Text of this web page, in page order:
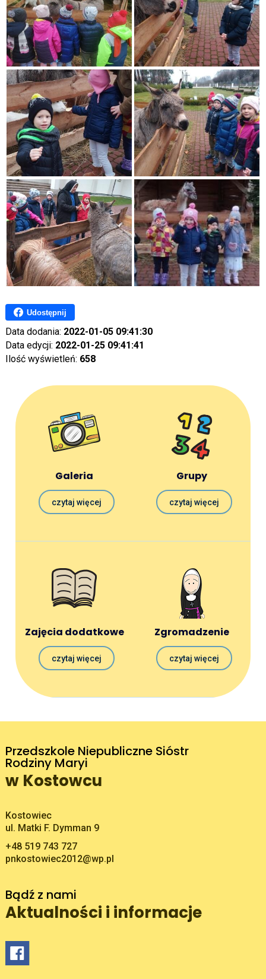
Udostępnij
Data dodania: 2022-01-05 09:41:30
Data edycji: 2022-01-25 09:41:41
Ilość wyświetleń: 658
Galeria
czytaj więcej
Grupy
czytaj więcej
Zajęcia dodatkowe
czytaj więcej
Zgromadzenie
czytaj więcej
Przedszkole Niepubliczne Sióstr
Rodziny Maryi
w Kostowcu
Adres pocztowy:
Kostowiec
ul. Matki F. Dymman 9
+48 519 743 727
pnkostowiec2012@wp.pl
Bądź z nami
Aktualności i informacje